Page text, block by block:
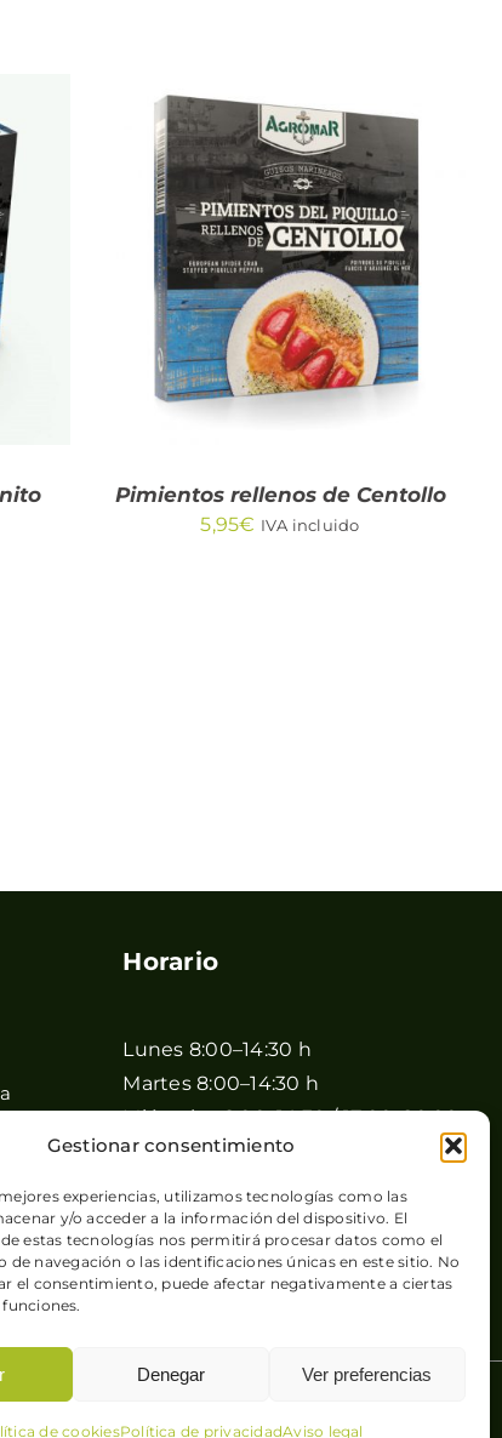
Gestionar consentimiento
experiencias, utilizamos tecnologías como las
y/o acceder a la información del dispositivo. El
estas tecnologías nos permitirá procesar datos como el
navegación o las identificaciones únicas en este sitio. No
el consentimiento, puede afectar negativamente a ciertas
Denegar Ver preferencias
de cookiesPolítica de privacidadAviso legal
AÑADIR AL CARRITO
/
QUICK VIEW
Pimientos rellenos de Centollo
5,95€ IVA incluido
Horario
Lunes 8:00–14:30 h
Martes 8:00–14:30 h
Miércoles 8:00–14:30 / 17:00–20:00
h
Jueves 8:00–14:30 / 17:00–20:00 h
Viernes 8:00–14:30 / 17:00–20:00 h
Sábado 8:00–15:00 h
Domingo Cerrado
| Sitio web desarrollado por